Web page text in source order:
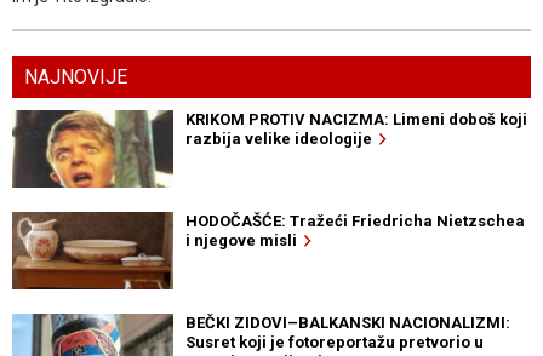
NAJNOVIJE
KRIKOM PROTIV NACIZMA: Limeni doboš koji
razbija velike ideologije
HODOČAŠĆE: Tražeći Friedricha Nietzschea
i njegove misli
BEČKI ZIDOVI–BALKANSKI NACIONALIZMI:
Susret koji je fotoreportažu pretvorio u